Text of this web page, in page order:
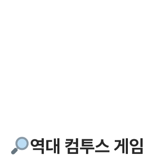
역대 컴투스 게